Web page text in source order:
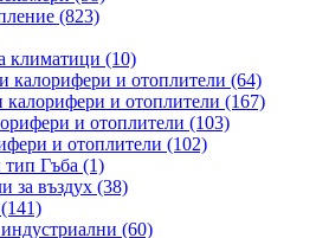
(823)
климатици (10)
калорифери и отоплители (64)
калорифери и отоплители (167)
и отоплители (103)
и отоплители (102)
тип Гъба (1)
за въздух (38)
(141)
(60)